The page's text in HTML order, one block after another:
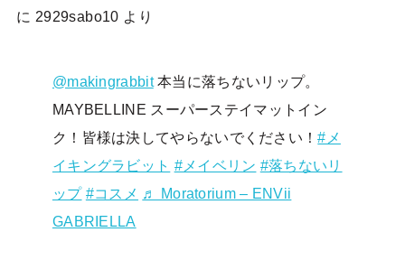
に 2929sabo10 より
@makingrabbit本当に落ちないリップ。
MAYBELLINE スーパーステイマットイン
ク！皆様は決してやらないでください！#メ
イキングラビット #メイベリン #落ちないリ
ップ #コスメ ♬ Moratorium – ENVii
GABRIELLA